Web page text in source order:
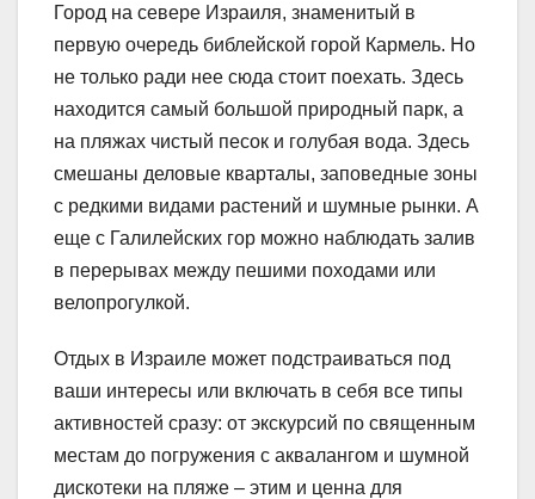
Город на севере Израиля, знаменитый в
первую очередь библейской горой Кармель. Но
не только ради нее сюда стоит поехать. Здесь
находится самый большой природный парк, а
на пляжах чистый песок и голубая вода. Здесь
смешаны деловые кварталы, заповедные зоны
с редкими видами растений и шумные рынки. А
еще с Галилейских гор можно наблюдать залив
в перерывах между пешими походами или
велопрогулкой.
Отдых в Израиле может подстраиваться под
ваши интересы или включать в себя все типы
активностей сразу: от экскурсий по священным
местам до погружения с аквалангом и шумной
дискотеки на пляже – этим и ценна для